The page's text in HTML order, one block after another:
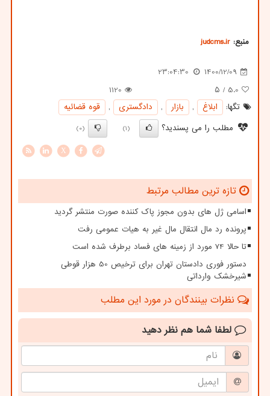
منبع: judcms.ir
1400/12/09
23:04:30
5.0 / ۵
1120
تگها:
ابلاغ , بازار , دادگستری ,
قوه قضائیه
مطلب را می پسندید؟
(1)
(0)
X
تازه ترین مطالب مرتبط
اسامی ژل های بدون مجوز پاک کننده صورت منتشر گردید
پرونده رد مال انتقال مال غیر به هیات عمومی رفت
تا حالا 74 مورد از زمینه های فساد برطرف شده است
دستور فوری دادستان تهران برای ترخیص 50 هزار قوطی
شیرخشک وارداتی
نظرات بینندگان در مورد این مطلب
لطفا شما هم نظر دهید